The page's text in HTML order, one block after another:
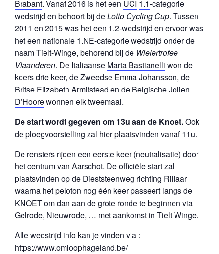
Brabant. Vanaf 2016 is het een UCI 1.1-categorie
wedstrijd en behoort bij deLotto Cycling Cup. Tussen
2011 en 2015 was het een 1.2-wedstrijd en ervoor was
het een nationale 1.NE-categorie wedstrijd onder de
naam Tielt-Winge, behorend bij de Wielertrofee
Vlaanderen. De Italiaanse Marta Bastianelli won de
koers drie keer, de Zweedse Emma Johansson, de
Britse Elizabeth Armitstead en de BelgischeJolien
D’Hoorewonnen elk tweemaal.
De start wordt gegeven om 13u aan de Knoet.Ook
de ploegvoorstelling zal hier plaatsvinden vanaf 11u.
De rensters rijden een eerste keer (neutralisatie) door
het centrum van Aarschot. De officiële start zal
plaatsvinden op de Dieststeenweg richting Rillaar
waarna het peloton nog één keer passeert langs de
KNOET om dan aan de grote ronde te beginnen via
Gelrode, Nieuwrode, … met aankomst in Tielt Winge.
Alle wedstrijd info kan je vinden via :
https://www.omloophageland.be/